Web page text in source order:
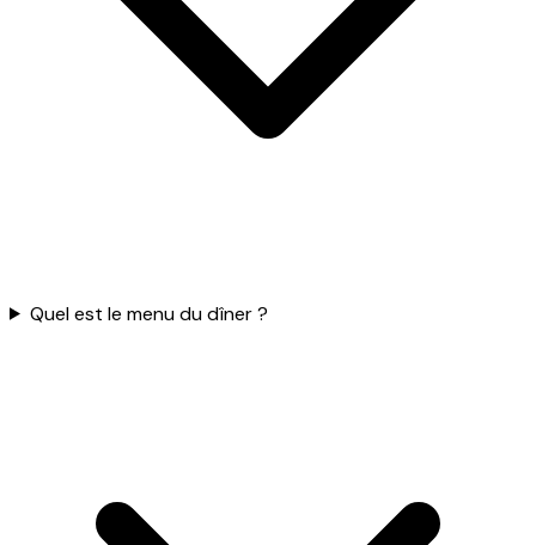
Quel est le menu du dîner ?